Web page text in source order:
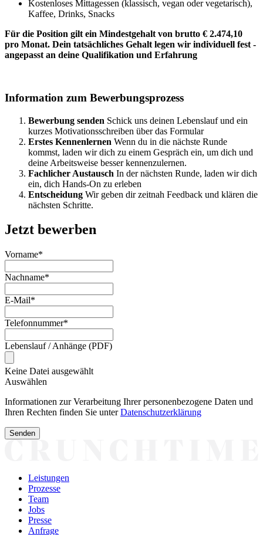
Kostenloses Mittagessen (klassisch, vegan oder vegetarisch),
Kaffee, Drinks, Snacks
Für die Position gilt ein Mindestgehalt von brutto € 2.474,10
pro Monat. Dein tatsächliches Gehalt legen wir individuell fest -
angepasst an deine Qualifikation und Erfahrung
Information zum Bewerbungsprozess
Bewerbung senden Schick uns deinen Lebenslauf und ein
kurzes Motivationsschreiben über das Formular
Erstes Kennenlernen Wenn du in die nächste Runde
kommst, laden wir dich zu einem Gespräch ein, um dich und
deine Arbeitsweise besser kennenzulernen.
Fachlicher Austausch In der nächsten Runde, laden wir dich
ein, dich Hands-On zu erleben
Entscheidung Wir geben dir zeitnah Feedback und klären die
nächsten Schritte.
Jetzt bewerben
Vorname*
Nachname*
E-Mail*
Telefonnummer*
Lebenslauf / Anhänge (PDF)
Keine Datei ausgewählt
Auswählen
Informationen zur Verarbeitung Ihrer personenbezogene Daten und
Ihren Rechten finden Sie unterDatenschutzerklärung
Senden
Leistungen
Prozesse
Team
Jobs
Presse
Anfrage